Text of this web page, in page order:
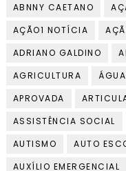
ABNNY CAETANO
AÇÃO1 NOTÍCIA
ADRIANO GALDINO
AGRICULTURA
ÁGUA
APROVADA
ASSISTÊNCIA SOCIAL
AUTISMO
AUTO
AUXÍLIO EMERGENCIAL